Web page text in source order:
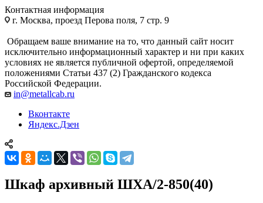
Контактная информация
г. Москва, проезд Перова поля, 7 стр. 9
Обращаем ваше внимание на то, что данный сайт носит
исключительно информационный характер и ни при каких
условиях не является публичной офертой, определяемой
положениями Статьи 437 (2) Гражданского кодекса
Российской Федерации.
in@metallcab.ru
Вконтакте
Яндекс.Дзен
Шкаф архивный ШХА/2-850(40)